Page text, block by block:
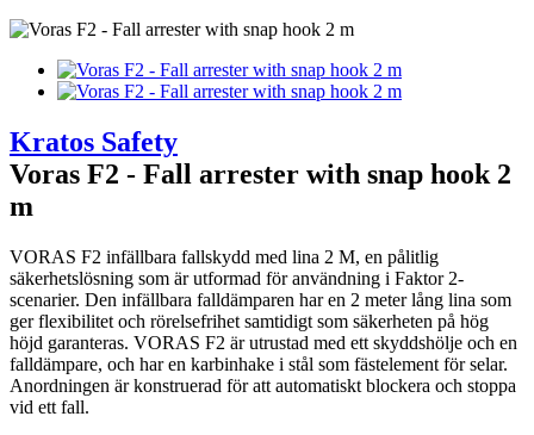
Kratos Safety
Voras F2 - Fall arrester with snap hook 2
m
VORAS F2 infällbara fallskydd med lina 2 M, en pålitlig
säkerhetslösning som är utformad för användning i Faktor 2-
scenarier. Den infällbara falldämparen har en 2 meter lång lina som
ger flexibilitet och rörelsefrihet samtidigt som säkerheten på hög
höjd garanteras. VORAS F2 är utrustad med ett skyddshölje och en
falldämpare, och har en karbinhake i stål som fästelement för selar.
Anordningen är konstruerad för att automatiskt blockera och stoppa
vid ett fall.